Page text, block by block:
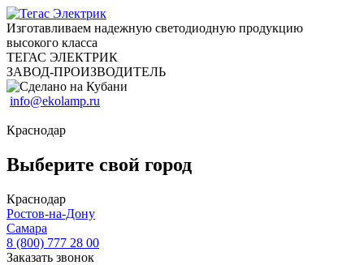
Изготавливаем надежную светодиодную продукцию
высокого класса
ТЕГАС ЭЛЕКТРИК
ЗАВОД-ПРОИЗВОДИТЕЛЬ
info@ekolamp.ru
Краснодар
Выберите свой город
Краснодар
Ростов-на-Дону
Самара
8 (800) 777 28 00
Заказать звонок